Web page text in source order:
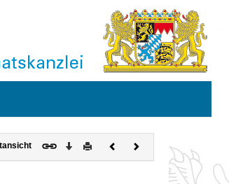
Download
DruckenVorherigesNächstes
Dokument